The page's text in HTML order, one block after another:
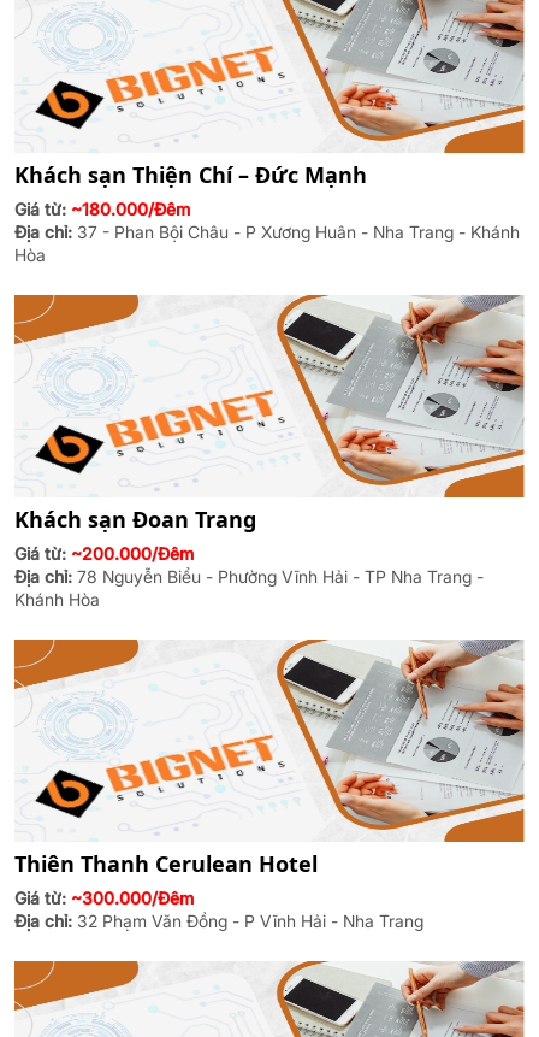
Khách sạn Thiện Chí – Đức Mạnh
Giá từ: ~180.000/Đêm
Địa chỉ: 37 - Phan Bội Châu - P Xương Huân - Nha Trang - Khánh
Hòa
Khách sạn Đoan Trang
Giá từ: ~200.000/Đêm
Địa chỉ: 78 Nguyễn Biểu - Phường Vĩnh Hải - TP Nha Trang -
Khánh Hòa
Thiên Thanh Cerulean Hotel
Giá từ: ~300.000/Đêm
Địa chỉ: 32 Phạm Văn Đồng - P Vĩnh Hải - Nha Trang